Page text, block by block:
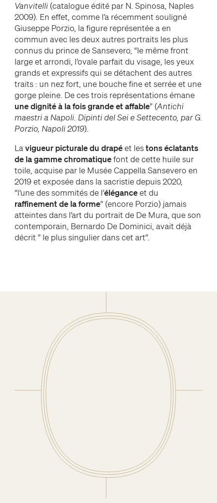
Vanvitelli(catalogue édité par N. Spinosa, Naples
2009). En effet, comme l’a récemment souligné
Giuseppe Porzio, la figure représentée a en
commun avec les deux autres portraits les plus
connus du prince de Sansevero, “le même front
large et arrondi, l’ovale parfait du visage, les yeux
grands et expressifs qui se détachent des autres
traits : un nez fort, une bouche fine et serrée et une
gorge pleine. De ces trois représentations émane
une dignité à la fois grande et affable” (Antichi
maestri a Napoli. Dipinti del Sei e Settecento, par G.
Porzio, Napoli 2019).
La vigueur picturale du drapéet lestons éclatants
de la gamme chromatiquefont de cette huile sur
toile, acquise par le Musée Cappella Sansevero en
2019 et exposée dans la sacristie depuis 2020,
“l’une des sommités de l’éléganceet du
raffinement de la forme” (encore Porzio) jamais
atteintes dans l’art du portrait de De Mura, que son
contemporain, Bernardo De Dominici, avait déjà
décrit ” le plus singulier dans cet art”.